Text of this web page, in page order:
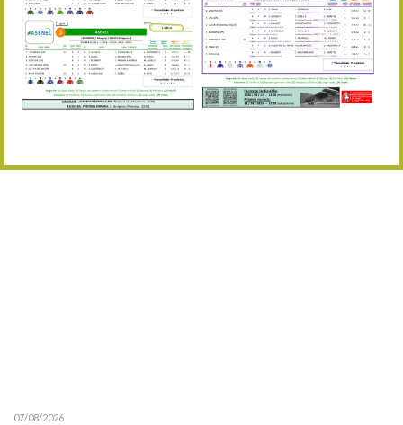
09/08 17:30 Abuztuaren 9a / 9 de
12/08 12:24 Abuztaren 12a / 12 de
15/08 17:05 Abuztuaren 15a / 15 de
30/08 17:30 Abuztuaren 30a / 30 de
07/08/2026